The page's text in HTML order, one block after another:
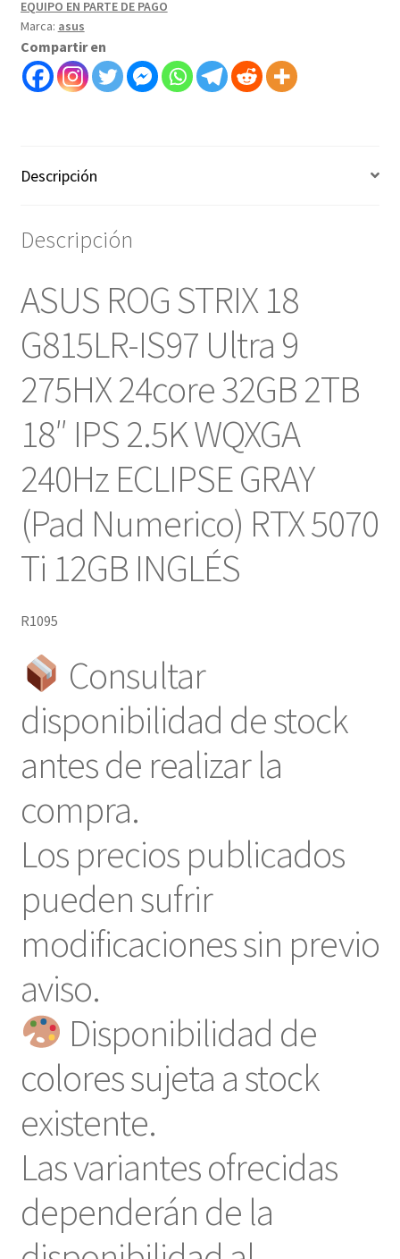
32GB
2TB
18"
2.5K
GRAY
RTX
art
cantidad
EQUIPO EN PARTE DE PAGO
Marca: asus
Compartir en
Descripción
Descripción
ASUS ROG STRIX 18
G815LR-IS97 Ultra 9
275HX 24core 32GB 2TB
18″ IPS 2.5K WQXGA
240Hz ECLIPSE GRAY
(Pad Numerico) RTX 5070
Ti 12GB INGLÉS
R1095
Consultar
disponibilidad de stock
antes de realizar la
compra.
Los precios publicados
pueden sufrir
modificaciones sin previo
aviso.
Disponibilidad de
colores sujeta a stock
existente.
Las variantes ofrecidas
dependerán de la